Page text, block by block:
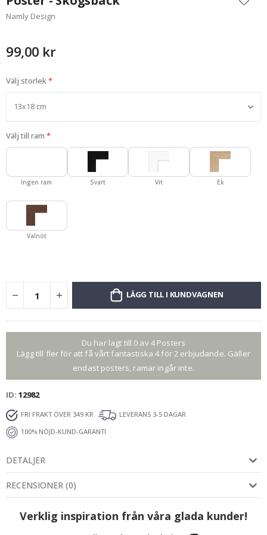
början
av
Namly Design
99,00 kr
Välj storlek
Välj till ram
Ingen ram Svart Vit Ek
Valnöt
LÄGG TILL I KUNDVAGNEN
Du har lagt till 0 av 4 Posters
Lägg till fler för att få vårt fantastiska 4 för 2 erbjudande. Gäller
endast posters, ramar ingår inte.
ID 12982
FRI FRAKT ÖVER 349 KR
LEVERANS 3-5 DAGAR
100% NÖJD-KUND-GARANTI
DETALJER
RECENSIONER (0)
Verklig inspiration från våra glada kunder!